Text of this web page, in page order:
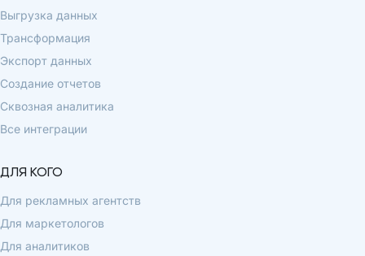
Выгрузка данных
Трансформация
Экспорт данных
Создание отчетов
Сквозная аналитика
Все интеграции
ДЛЯ КОГО
Для рекламных агентств
Для маркетологов
Для аналитиков